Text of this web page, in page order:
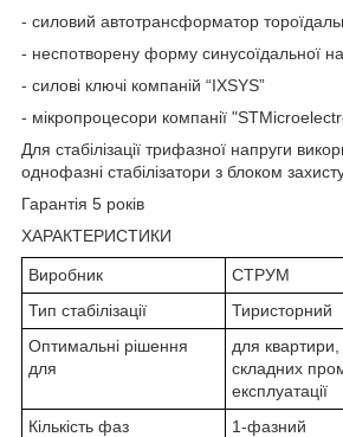
- силовий автотрансформатор
- неспотворену форму синусоїдальної
- силові ключі компаній “IXSYS”
- мікропроцесори компанії
Для стабілізації трифазної напруги
однофазні стабілізатори з блоком
Гарантія 5 років
ХАРАКТЕРИСТИКИ
Виробник
СТРУМ
Тип стабілізації
Тиристорний
Оптимальні рішення
для
для квартири,
складних
експлуатації
Кількість фаз
1-фазний